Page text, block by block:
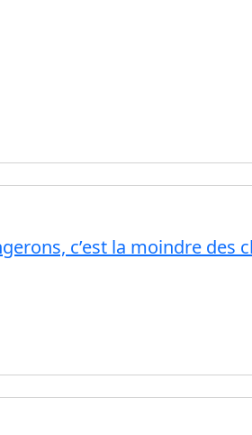
c’est la moindre des